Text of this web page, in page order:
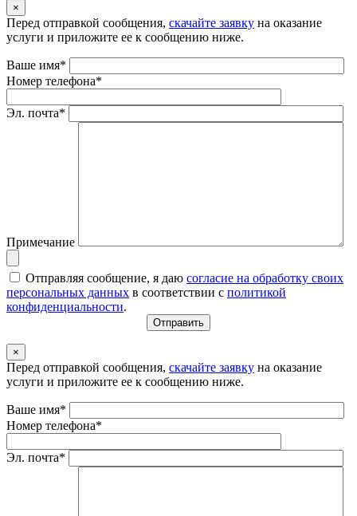
×
Перед отправкой сообщения, скачайте заявку на оказание
услуги и приложите ее к сообщению ниже.
Ваше имя*
Номер телефона*
Эл. почта*
Примечание
Отправляя сообщение, я даю согласие на обработку своих
персональных данных в соответствии с политикой
конфиденциальности.
×
Перед отправкой сообщения, скачайте заявку на оказание
услуги и приложите ее к сообщению ниже.
Ваше имя*
Номер телефона*
Эл. почта*